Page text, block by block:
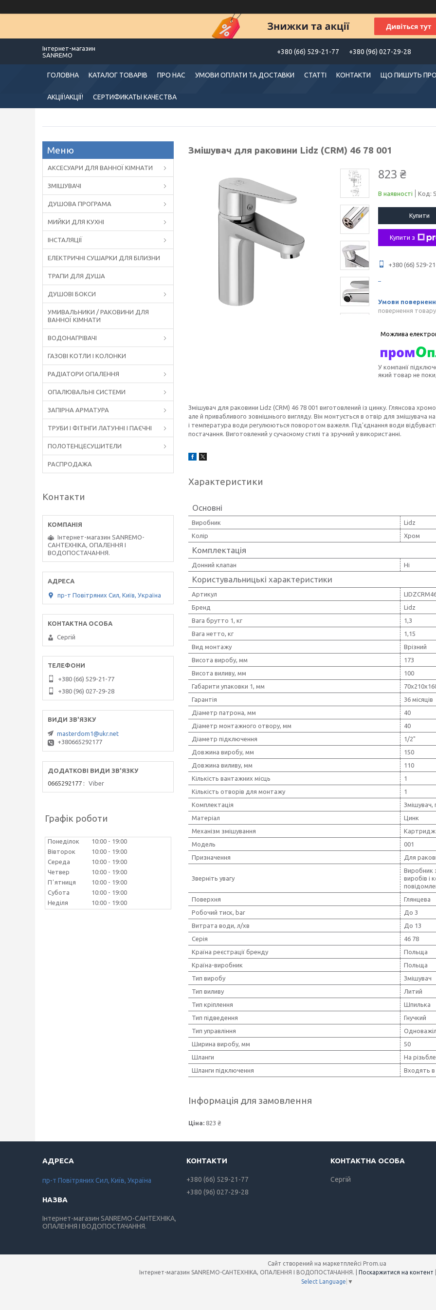
Інтернет-магазин
SANREMO
+380 (66) 529-21-77 +380 (96) 027-29-28
ГОЛОВНА КАТАЛОГ ТОВАРІВ ПРО НАС УМОВИ ОПЛАТИ ТА ДОСТАВКИ СТАТТІ КОНТАКТИ ЩО ПИШУТЬ
АКЦІЇ!АКЦІЇ! СЕРТИФИКАТЫ КАЧЕСТВА
Змішувач для раковини Lidz (CRM) 46 78 001
823 ₴
В наявності Код:
Купити
Купити з
+380 (66) 529-
повернення
У компанії
який товар не
Змішувач для раковини Lidz (CRM) 46 78 001 виготовлений із цинку. Глянсова
але й привабливого зовнішнього вигляду. Він монтується в отвір для змішувача
і температура води регулюються поворотом важеля. Під'єднання води
постачання. Виготовлений у сучасному стилі та зручний у використанні.
Характеристики
Основні
Виробник
Lidz
Колір
Хром
Комплектація
Донний клапан Ні
Користувальницькі характеристики
Артикул
Бренд
Lidz
Вага брутто 1, кг
1,3
Вага нетто, кг
1,15
Вид монтажу
Врізний
Висота виробу, мм
173
Висота виливу, мм
100
Габарити упаковки 1, мм
Гарантія
36 місяців
Діаметр патрона, мм
40
Діаметр монтажного отвору, мм
40
Діаметр підключення
1/2"
Довжина виробу, мм
150
Довжина виливу, мм
110
Кількість вантажних місць
1
Кількість отворів для монтажу
1
Комплектація
Змішувач,
Матеріал
Цинк
Механізм змішування
Картридж
Модель
001
Призначення
Для
Зверніть увагу
Виробник
виробів і
Поверхня
Глянцева
Робочий тиск, bar
До 3
Витрата води, л/хв
До 13
Серія
46 78
Країна реєстрації бренду
Польща
Країна-виробник
Польща
Тип виробу
Змішувач
Тип виливу
Литий
Тип кріплення
Шпилька
Тип підведення
Гнучкий
Тип управління
Ширина виробу, мм
50
Шланги
На
Шланги підключення
Входять
Інформація для замовлення
Ціна: 823 ₴
АКСЕСУАРИ ДЛЯ ВАННОЇ КІМНАТИ
ЗМІШУВАЧІ
ДУШОВА ПРОГРАМА
МИЙКИ ДЛЯ КУХНІ
ІНСТАЛЯЦІЇ
ЕЛЕКТРИЧНІ СУШАРКИ ДЛЯ БІЛИЗНИ
ТРАПИ ДЛЯ ДУША
ДУШОВІ БОКСИ
УМИВАЛЬНИКИ / РАКОВИНИ ДЛЯ
ВАННОЇ КІМНАТИ
ВОДОНАГРІВАЧІ
ГАЗОВІ КОТЛИ І КОЛОНКИ
РАДІАТОРИ ОПАЛЕННЯ
ОПАЛЮВАЛЬНІ СИСТЕМИ
ЗАПІРНА АРМАТУРА
ТРУБИ І ФІТІНГИ ЛАТУННІ І ПАЄЧНІ
ПОЛОТЕНЦЕСУШИТЕЛИ
РАСПРОДАЖА
Контакти
Інтернет-магазин SANREMO-
САНТЕХНІКА, ОПАЛЕННЯ І
ВОДОПОСТАЧАННЯ.
пр-т Повiтряних Сил, Київ, Україна
Сергiй
+380 (66) 529-21-77
+380 (96) 027-29-28
masterdom1@ukr.net
+380665292177
0665292177 Viber
Графік роботи
Понеділок 10:00
19:00
Вівторок
10:00
19:00
Середа
10:00
19:00
Четвер
10:00
19:00
Пʼятниця
10:00
19:00
Субота
10:00
19:00
Неділя
10:00 19:00
пр-т Повiтряних Сил, Київ, Україна
Інтернет-магазин SANREMO-САНТЕХНІКА,
ОПАЛЕННЯ І ВОДОПОСТАЧАННЯ.
+380 (66) 529-21-77
+380 (96) 027-29-28
Сергiй
Сайт створений на маркетплейсі Prom.ua
Поскаржитися на контент
Select Language ▼